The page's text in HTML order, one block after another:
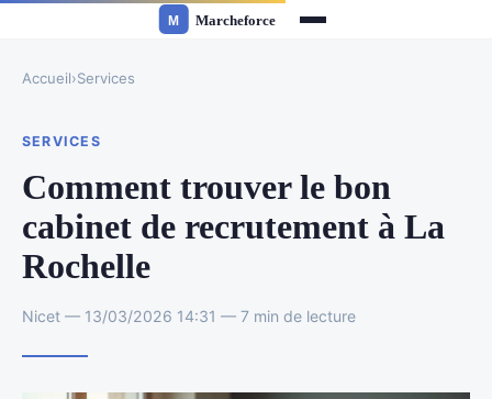
Accueil›Services
SERVICES
Comment trouver le bon
cabinet de recrutement à La
Rochelle
Nicet — 13/03/2026 14:31 — 7 min de lecture